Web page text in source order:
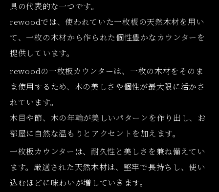
具の代表的な一つです。
rewoodでは、使われていた一枚板の天然木材を用い
て、一枚の木材から作られた個性豊かなカウンターを
提供しています。
rewoodの一枚板カウンターは、一枚の木材をそのま
ま使用するため、木の美しさや個性が最大限に活かさ
れています。
木目や節、木の年輪が美しいパターンを作り出し、お
部屋に自然な温もりとアクセントを加えます。
一枚板カウンターは、耐久性と美しさを兼ね備えてい
ます。厳選された天然木材は、堅牢で長持ちし、使い
込むほどに味わいが増していきます。